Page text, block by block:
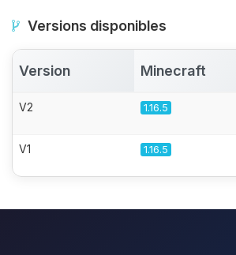
Versions disponibles
Version Minecraft
V2 1.16.5
V1 1.16.5